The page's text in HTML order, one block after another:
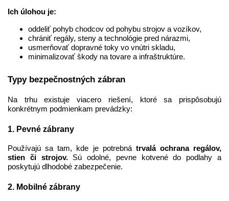
Ich úlohou je:
oddeliť pohyb chodcov od pohybu strojov a vozíkov,
chrániť regály, steny a technológie pred nárazmi,
usmerňovať dopravné toky vo vnútri skladu,
minimalizovať škody na tovare a infraštruktúre.
Typy bezpečnostných zábran
Na trhu existuje viacero riešení, ktoré sa prispôsobujú
konkrétnym podmienkam prevádzky:
1. Pevné zábrany
Používajú sa tam, kde je potrebnátrvalá ochrana regálov,
stien či strojov. Sú odolné, pevne kotvené do podlahy a
poskytujú dlhodobé zabezpečenie.
2. Mobilné zábrany